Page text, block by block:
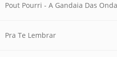
Pout Pourri - A Gandaia Das
Pra Te Lembrar